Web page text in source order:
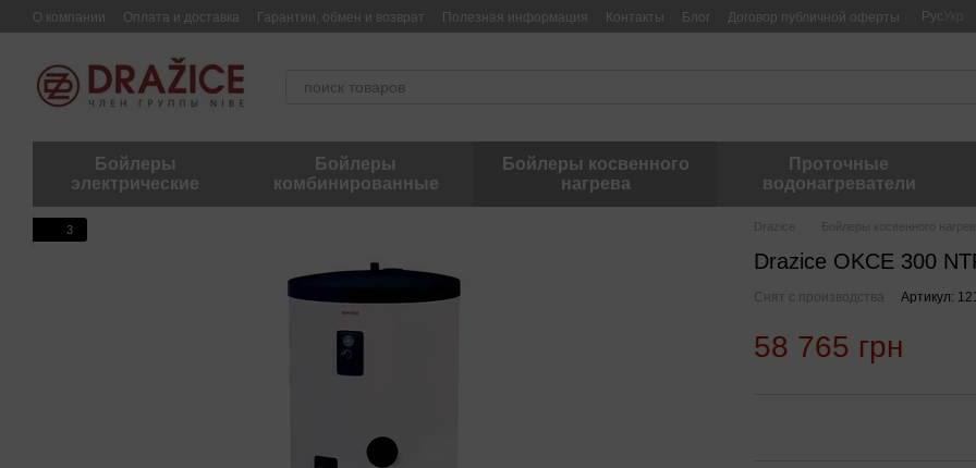
Перейти к основному контенту
О компании Оплата и доставка Гарантии, обмен и возврат Полезная информация Контакты Блог Договор публичной оферты Рус
Бойлеры
электрические
Бойлеры
комбинированные
Бойлеры косвенного
нагрева
Проточные
водонагреватели
3 Drazice Бойлеры косвенного
Drazice OKCE 300
Снят с производства Артикул:
58 765 грн